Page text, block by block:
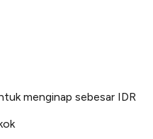
menginap sebesar IDR